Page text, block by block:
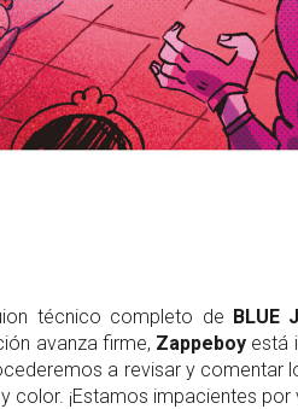
técnico completo de BLUE
avanza firme, Zappeboy está
a revisar y comentar
color. ¡Estamos impacientes por